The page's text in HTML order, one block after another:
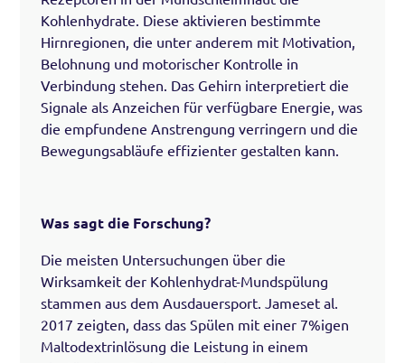
Kohlenhydrate. Diese aktivieren bestimmte
Hirnregionen, die unter anderem mit Motivation,
Belohnung und motorischer Kontrolle in
Verbindung stehen. Das Gehirn interpretiert die
Signale als Anzeichen für verfügbare Energie, was
die empfundene Anstrengung verringern und die
Bewegungsabläufe effizienter gestalten kann.
Was sagt die Forschung?
Die meisten Untersuchungen über die
Wirksamkeit der Kohlenhydrat-Mundspülung
stammen aus dem Ausdauersport. Jameset al.
2017 zeigten, dass das Spülen mit einer 7%igen
Maltodextrinlösung die Leistung in einem